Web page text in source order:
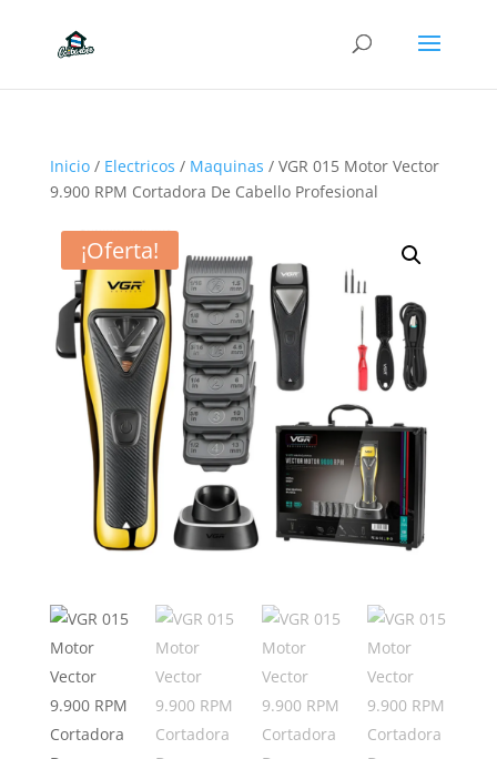
Inicio/ Electricos / Maquinas / VGR 015 Motor Vector
9.900 RPM Cortadora De Cabello Profesional
¡Oferta!